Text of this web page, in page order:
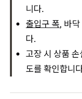
니다.
출입구 폭, 바
다.
고장 시 상품
도를 확인합니